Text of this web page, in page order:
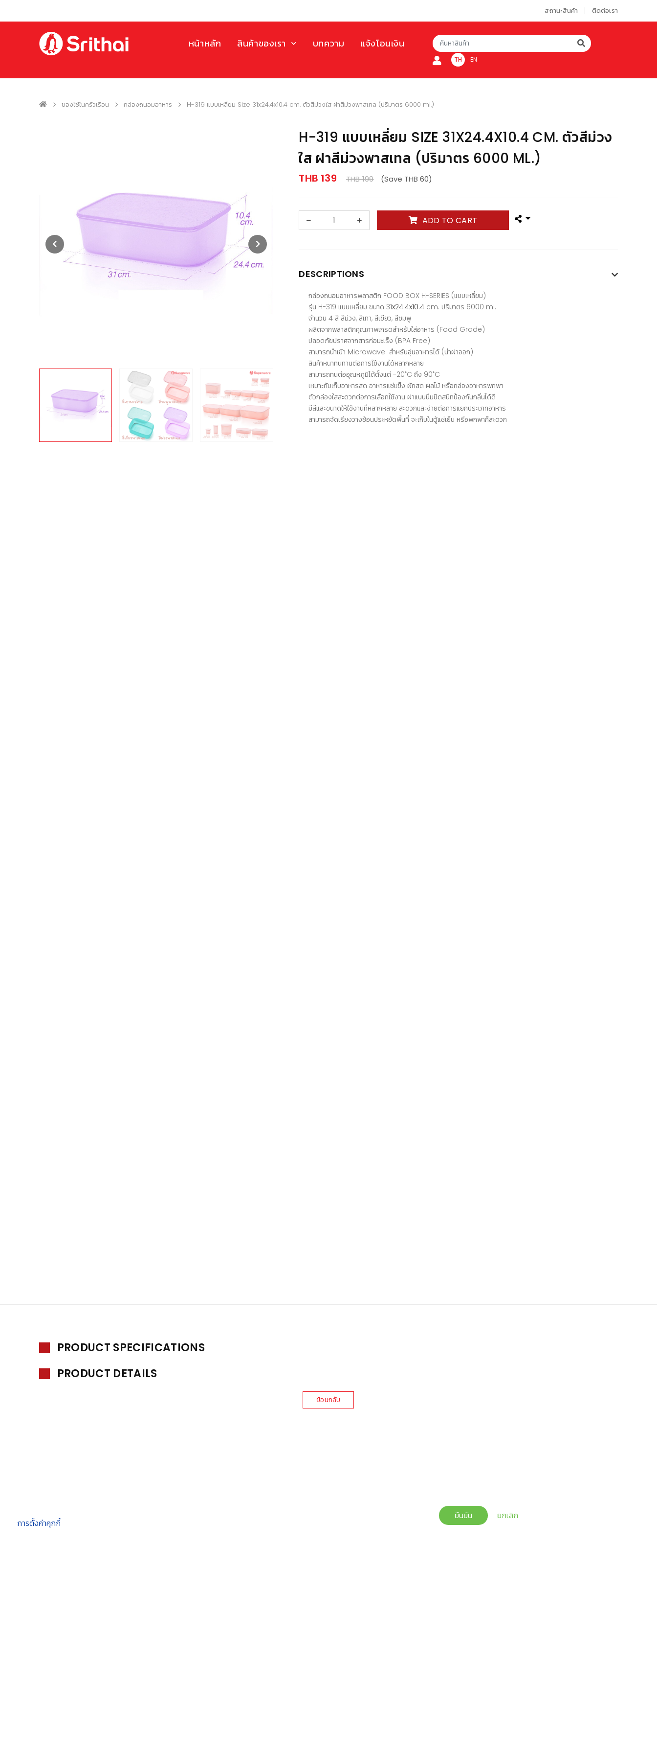
สถานะสินค้า ติดต่อเรา
หน้าหลัก สินค้าของเรา บทความ แจ้งโอนเงิน
TH EN
ของใช้ในครัวเรือน กล่องถนอมอาหาร H-319 แบบเหลี่ยม Size 31x24.4x10.4 cm. ตัวสีม่วงใส ฝาสีม่วงพาสเทล (ปริมาตร 6000 ml.)
H-319 แบบเหลี่ยม SIZE 31X24.4X10.4 CM. ตัวสีม่วง
ใส ฝาสีม่วงพาสเทล (ปริมาตร 6000 ML.)
THB 139 THB 199 (Save THB 60)
ADD TO CART
DESCRIPTIONS
กล่องถนอมอาหารพลาสติก FOOD BOX H-SERIES (แบบเหลี่ยม)
รุ่น H-319 แบบเหลี่ยม ขนาด 31x24.4x10.4 cm. ปริมาตร 6000 ml.
จำนวน 4 สี สีม่วง, สีเทา, สีเขียว, สีชมพู
ผลิตจากพลาสติกคุณภาพเกรดสำหรับใส่อาหาร (Food Grade)
ปลอดภัยปราศจากสารก่อมะเร็ง (BPA Free)
สามารถนำเข้า Microwave สำหรับอุ่นอาหารได้ (นำฝาออก)
สินค้าหนาทนทานต่อการใช้งานได้หลากหลาย
สามารถทนต่ออุณหภูมิได้ตั้งแต่ -20 ํC ถึง 90 ํC
เหมาะกับเก็บอาหารสด อาหารแช่แข็ง ผักสด ผลไม้ หรือกล่องอาหารพกพา
ตัวกล่องใสสะดวกต่อการเลือกใช้งาน ฝาแบบนิ่มปิดสนิทป้องกันกลิ่นได้ดี
มีสีและขนาดให้ใช้งานที่หลากหลาย สะดวกและง่ายต่อการแยกประเภทอาหาร
สามารถจัดเรียงวางซ้อนประหยัดพื้นที่ จะเก็บในตู้แช่เย็น หรือพกพาก็สะดวก
PRODUCT SPECIFICATIONS
PRODUCT DETAILS
ย้อนกลับ
การตั้งค่าคุกกี้
ยืนยัน ยกเลิก